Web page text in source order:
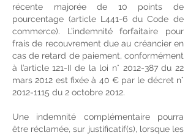
récente majorée de 10 points de
pourcentage (article L441-6 du Code de
commerce). L’indemnité forfaitaire pour
frais de recouvrement due au créancier en
cas de retard de paiement, conformément
à l’article 121-II de la loi n° 2012-387du 22
mars 2012 est fixée à 40 € par le décret n°
2012-1115 du 2 octobre 2012.
Une indemnité complémentaire pourra
être réclamée, sur justificatif(s), lorsque les